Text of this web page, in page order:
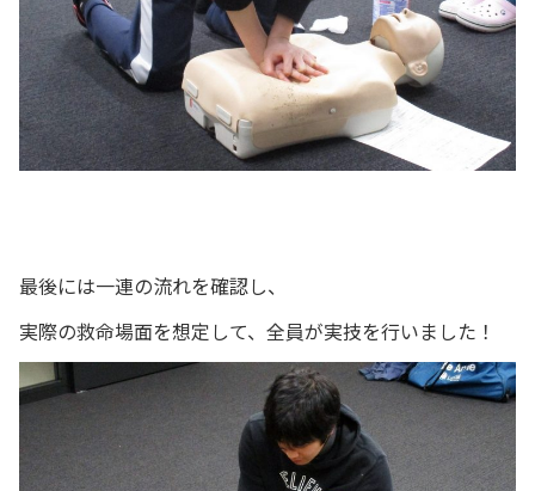
最後には一連の流れを確認し、
実際の救命場面を想定して、全員が実技を行いました！